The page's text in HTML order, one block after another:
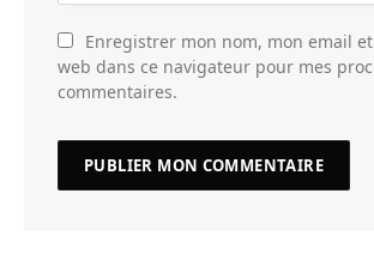
Enregistrer mon nom, mon email
web dans ce navigateur pour mes
commentaires.